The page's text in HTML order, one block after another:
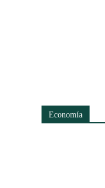
Economía